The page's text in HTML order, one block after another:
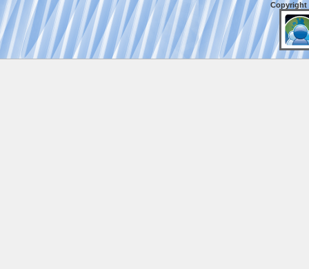
Copyright